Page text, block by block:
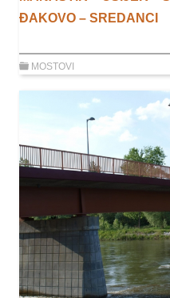
ĐAKOVO – SREDANCI
MOSTOVI